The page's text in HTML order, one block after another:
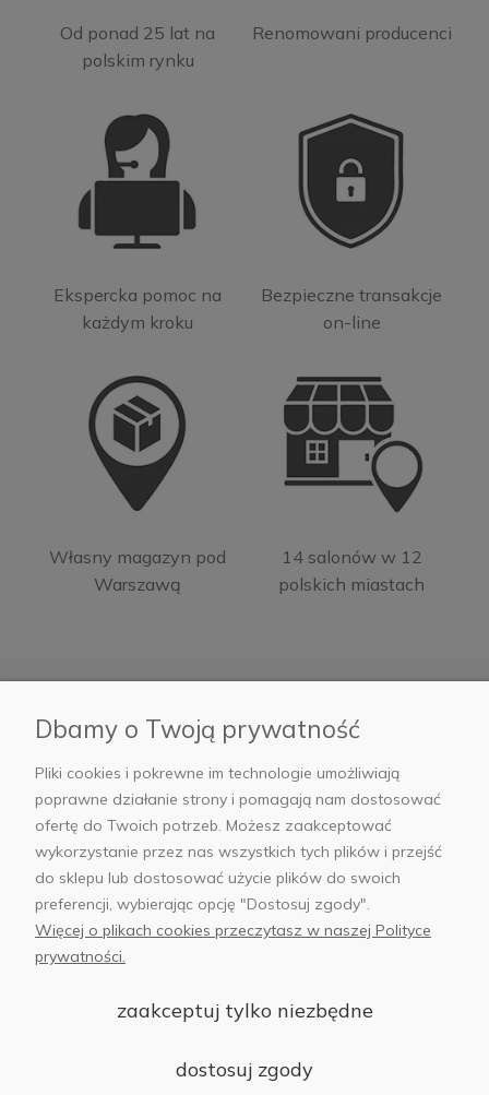
Od ponad 25 lat na
polskim rynku
Renomowani producenci
Ekspercka pomoc na
każdym kroku
Bezpieczne transakcje
on-line
Własny magazyn pod
Warszawą
14 salonów w 12
polskich miastach
Moje konto
Informacje
Płatności i dostawa
AB Foto
sklep@abfoto.pl
+48 797 971 275
Dbamy o Twoją prywatność
Pliki cookies i pokrewne im technologie umożliwiają
poprawne działanie strony i pomagają nam dostosować
ofertę do Twoich potrzeb. Możesz zaakceptować
wykorzystanie przez nas wszystkich tych plików i przejść
do sklepu lub dostosować użycie plików do swoich
preferencji, wybierając opcję "Dostosuj zgody".
Więcej o plikach cookies przeczytasz w naszej Polityce
prywatności.
zaakceptuj tylko niezbędne
dostosuj zgody